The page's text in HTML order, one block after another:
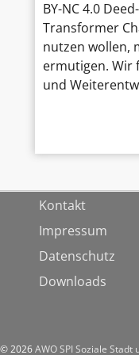
BY-NC 4.0
Transformer
nutzen wollen,
ermutigen. Wir
und
Kontakt
Impressum
Datenschutz
Downloads
© 2026AWO SPI Soziale